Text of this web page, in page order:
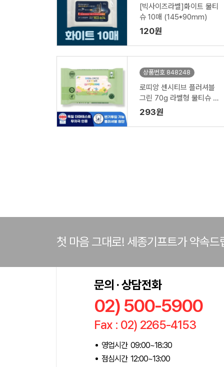
[빅사이즈라벨]화이트 물티
슈 10매 (145*90mm)
120원
상품번호 848248
로띠앙 센시티브 플러셔블
그린 70g 라벨형 물티슈 (1
5/20매)
293원
첫 마음 그대로! 세종기프트가 약속드
문의 · 상담전화
02) 500-5900
Fax : 02) 2265-4153
영업시간 09:00~18:30
점심시간 12:00~13:00